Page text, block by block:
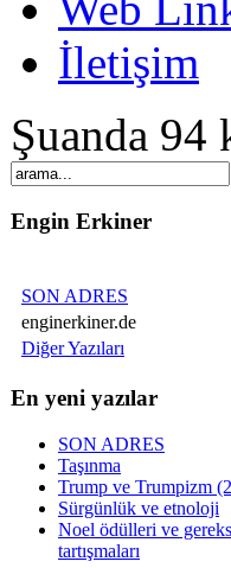
İletişim
Şuanda
Engin Erkiner
SON ADRES
enginerkiner.de
Diğer Yazıları
En yeni yazılar
SON ADRES
Taşınma
Trump ve Trumpizm
Sürgünlük ve etnoloji
Noel ödülleri ve
tartışmaları